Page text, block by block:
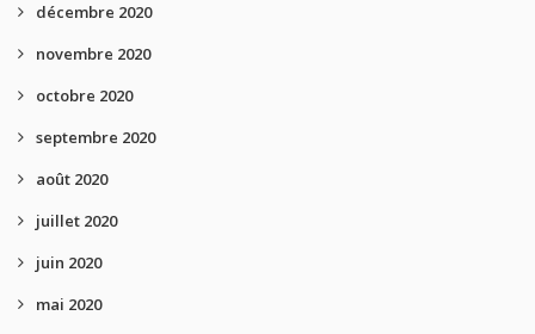
décembre 2020
novembre 2020
octobre 2020
septembre 2020
août 2020
juillet 2020
juin 2020
mai 2020